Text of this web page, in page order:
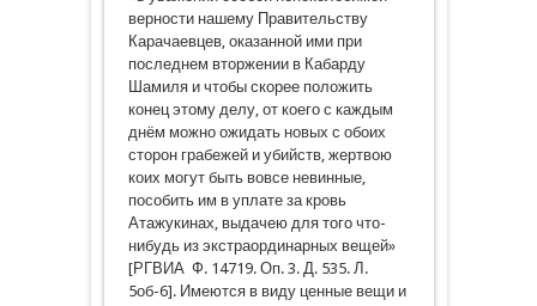
верности нашему Правительству
Карачаевцев, оказанной ими при
последнем вторжении в Кабарду
Шамиля и чтобы скорее положить
конец этому делу, от коего с каждым
днём можно ожидать новых с обоих
сторон грабежей и убийств, жертвою
коих могут быть вовсе невинные,
пособить им в уплате за кровь
Атажукинах, выдачею для того что-
нибудь из экстраординарных вещей»
[РГВИА Ф. 14719. Оп. 3. Д. 535. Л.
5об-6]. Имеются в виду ценные вещи и